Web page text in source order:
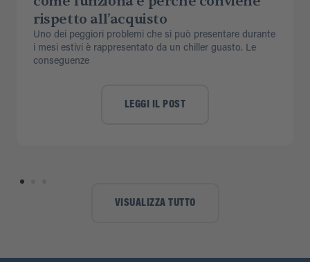
rispetto all’acquisto
Uno dei peggiori problemi che si può presentare durante
i mesi estivi è rappresentato da un chiller guasto. Le
conseguenze
LEGGI IL POST
VISUALIZZA TUTTO